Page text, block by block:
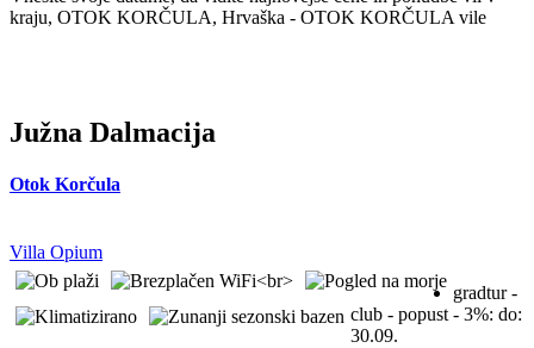
kraju, OTOK KORČULA, Hrvaška - OTOK KORČULA vile
Južna Dalmacija
Otok Korčula
Villa Opium
gradtur -
club - popust - 3%: do:
30.09.